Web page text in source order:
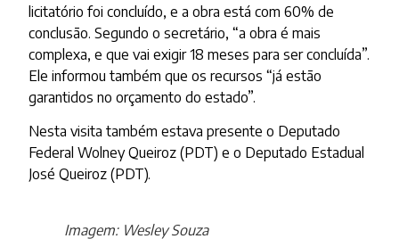
licitatório foi concluído, e a obra está com 60% de
conclusão. Segundo o secretário, “a obra é mais
complexa, e que vai exigir 18 meses para ser concluída”.
Ele informou também que os recursos “já estão
garantidos no orçamento do estado”.
Nesta visita também estava presente o Deputado
Federal Wolney Queiroz (PDT) e o Deputado Estadual
José Queiroz (PDT).
Imagem: Wesley Souza